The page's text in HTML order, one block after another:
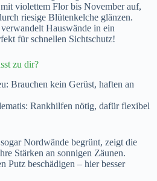
violettem Flor bis November auf,
riesige Blütenkelche glänzen.
verwandelt Hauswände in ein
für schnellen Sichtschutz!
zu dir?
Brauchen kein Gerüst, haften an
Rankhilfen nötig, dafür flexibel
Nordwände begrünt, zeigt die
Stärken an sonnigen Zäunen.
Putz beschädigen – hier besser